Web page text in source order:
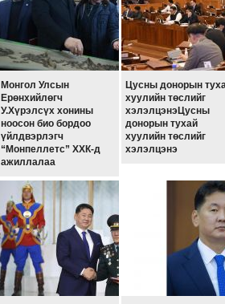
Монгол Улсын
Ерөнхийлөгч
У.Хүрэлсүх хонины
ноосон био бордоо
үйлдвэрлэгч
“Монпеллетс” ХХК-д
ажиллалаа
Цусны донорын
хуулийн төслийг
хэлэлцэнэЦусны
донорын тухай
хуулийн төслийг
хэлэлцэнэ